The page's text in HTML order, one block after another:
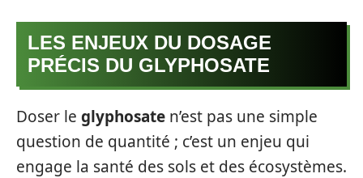
LES ENJEUX DU DOSAGE
PRÉCIS DU GLYPHOSATE
Doser le glyphosate n’est pas une simple
question de quantité ; c’est un enjeu qui
engage la santé des sols et des écosystèmes.